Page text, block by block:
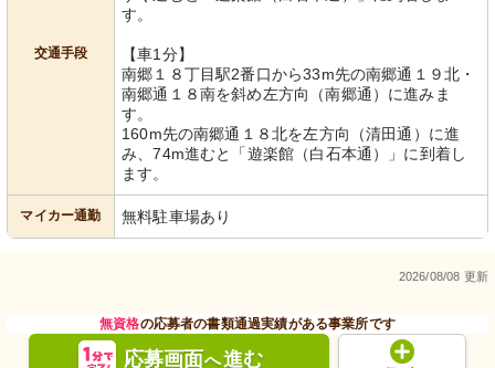
交通手段
す。
【車1分】
南郷１８丁目駅2番口から33m先の南郷通１９北・
南郷通１８南を斜め左方向（南郷通）に進みま
す。
160m先の南郷通１８北を左方向（清田通）に進
み、74m進むと「遊楽館（白石本通）」に到着し
ます。
マイカー通勤 無料駐車場あり
2026/08/08 更新
無資格の応募者の書類通過実績がある事業所です
応募画面へ進む